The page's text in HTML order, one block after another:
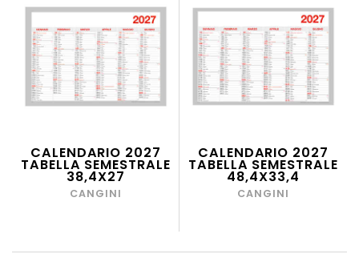
CALENDARIO 2027
TABELLA SEMESTRALE
38,4X27
CANGINI
CALENDARIO 2027
TABELLA SEMESTRALE
48,4X33,4
CANGINI